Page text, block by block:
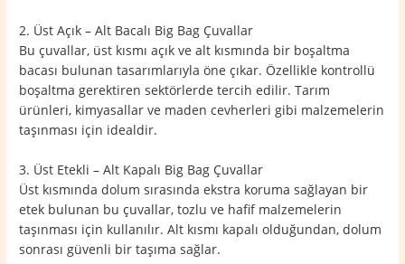
2. Üst Açık – Alt Bacalı Big Bag Çuvallar
Bu çuvallar, üst kısmı açık ve alt kısmında bir boşaltma
bacası bulunan tasarımlarıyla öne çıkar. Özellikle kontrollü
boşaltma gerektiren sektörlerde tercih edilir. Tarım
ürünleri, kimyasallar ve maden cevherleri gibi malzemelerin
taşınması için idealdir.
3. Üst Etekli – Alt Kapalı Big Bag Çuvallar
Üst kısmında dolum sırasında ekstra koruma sağlayan bir
etek bulunan bu çuvallar, tozlu ve hafif malzemelerin
taşınması için kullanılır. Alt kısmı kapalı olduğundan, dolum
sonrası güvenli bir taşıma sağlar.